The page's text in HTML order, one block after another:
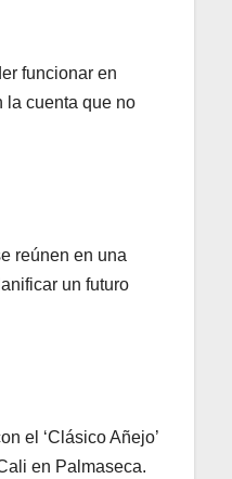
funcionar en
la cuenta que no
reúnen en una
un futuro
el ‘Clásico Añejo’
en Palmaseca.